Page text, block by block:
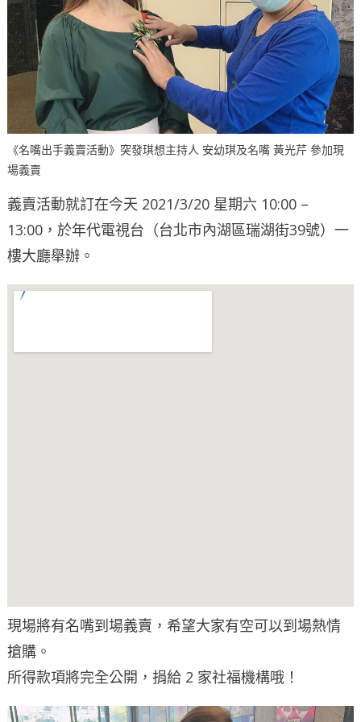
《名嘴出手義賣活動》突發琪想主持人 安幼琪及名嘴 黃光芹 參加現
場義賣
義賣活動就訂在今天 2021/3/20 星期六 10:00 –
13:00，於年代電視台（台北市內湖區瑞湖街39號）一
樓大廳舉辦。
現場將有名嘴到場義賣，希望大家有空可以到場熱情
搶購。
所得款項將完全公開，捐給 2 家社福機構哦！